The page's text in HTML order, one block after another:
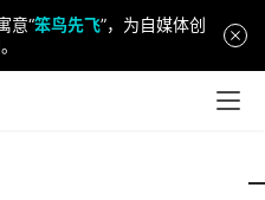
意“笨鸟先飞”，为自媒体创